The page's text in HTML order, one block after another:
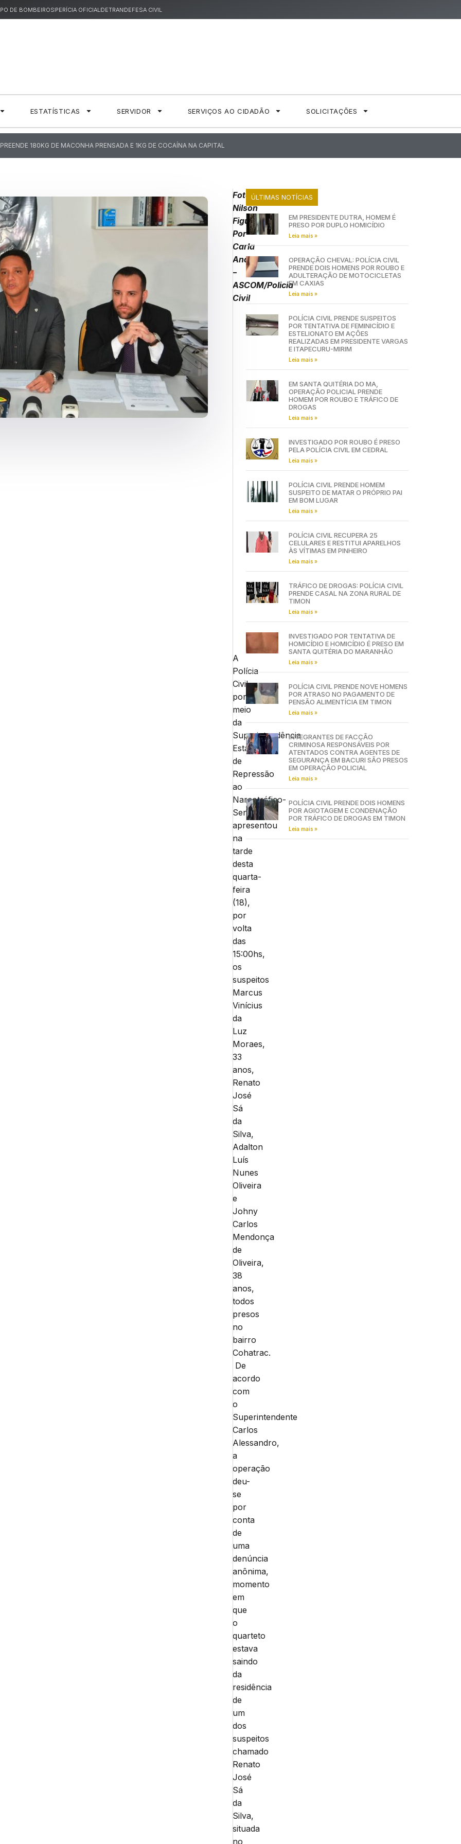
DE BOMBEIROSPERÍCIA OFICIALDETRANDEFESA CIVIL
ESTATÍSTICAS SERVIDOR SERVIÇOS AO CIDADÃO SOLICITAÇÕES
180KG DE MACONHA PRENSADA E 1KG DE COCAÍNA NA CAPITAL
Foto:
Nilson
Figueiredo
Por
Carla
Andrade
–
ASCOM/Policia
Civil
A
Polícia
Civil
por
meio
da
Superintendência
Estadual
de
Repressão
ao
Narcotráfico-
Senarc,
apresentou
na
tarde
desta
quarta-
feira
(18),
por
volta
das
15:00hs,
os
suspeitos
Marcus
Vinícius
da
Luz
Moraes,
33
anos,
Renato
José
Sá
da
Silva,
Adalton
Luís
Nunes
Oliveira
e
Johny
Carlos
Mendonça
de
Oliveira,
38
anos,
todos
presos
no
bairro
Cohatrac.
De
acordo
com
o
Superintendente
Carlos
Alessandro,
a
operação
deu-
se
por
conta
de
uma
denúncia
anônima,
momento
em
que
o
quarteto
estava
saindo
da
residência
de
um
dos
suspeitos
chamado
Renato
José
Sá
da
Silva,
situada
no
ÚLTIMAS NOTÍCIAS
EM PRESIDENTE DUTRA, HOMEM É
PRESO POR DUPLO HOMICÍDIO
Leia mais »
OPERAÇÃO CHEVAL: POLÍCIA CIVIL
PRENDE DOIS HOMENS POR ROUBO E
ADULTERAÇÃO DE MOTOCICLETAS
EM CAXIAS
Leia mais »
POLÍCIA CIVIL PRENDE SUSPEITOS
POR TENTATIVA DE FEMINICÍDIO E
ESTELIONATO EM AÇÕES
REALIZADAS EM PRESIDENTE VARGAS
E ITAPECURU-MIRIM
Leia mais »
EM SANTA QUITÉRIA DO MA,
OPERAÇÃO POLICIAL PRENDE
HOMEM POR ROUBO E TRÁFICO DE
DROGAS
Leia mais »
INVESTIGADO POR ROUBO É PRESO
PELA POLÍCIA CIVIL EM CEDRAL
Leia mais »
POLÍCIA CIVIL PRENDE HOMEM
SUSPEITO DE MATAR O PRÓPRIO PAI
EM BOM LUGAR
Leia mais »
POLÍCIA CIVIL RECUPERA 25
CELULARES E RESTITUI APARELHOS
ÀS VÍTIMAS EM PINHEIRO
Leia mais »
TRÁFICO DE DROGAS: POLÍCIA CIVIL
PRENDE CASAL NA ZONA RURAL DE
TIMON
Leia mais »
INVESTIGADO POR TENTATIVA DE
HOMICÍDIO E HOMICÍDIO É PRESO EM
SANTA QUITÉRIA DO MARANHÃO
Leia mais »
POLÍCIA CIVIL PRENDE NOVE HOMENS
POR ATRASO NO PAGAMENTO DE
PENSÃO ALIMENTÍCIA EM TIMON
Leia mais »
INTEGRANTES DE FACÇÃO
CRIMINOSA RESPONSÁVEIS POR
ATENTADOS CONTRA AGENTES DE
SEGURANÇA EM BACURI SÃO PRESOS
EM OPERAÇÃO POLICIAL
Leia mais »
POLÍCIA CIVIL PRENDE DOIS HOMENS
POR AGIOTAGEM E CONDENAÇÃO
POR TRÁFICO DE DROGAS EM TIMON
Leia mais »